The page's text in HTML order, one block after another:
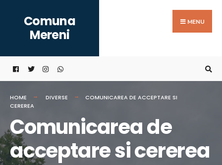
content
Comuna
Mereni
MENU
HOME DIVERSE
COMUNICAREA DE ACCEPTARE SI
CEREREA
Comunicarea de
acceptare si cererea
for: